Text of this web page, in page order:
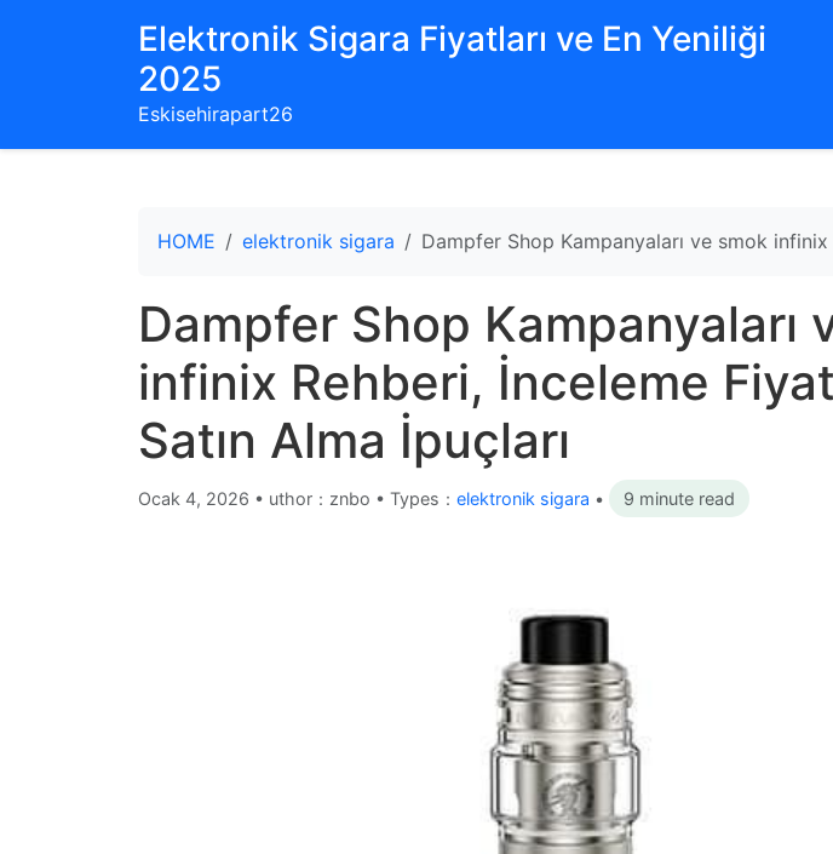
Elektronik Sigara Fiyatları ve En Yeniliği
2025
Eskisehirapart26
HOME elektronik sigara Dampfer Shop Kampanyaları ve smok
Dampfer Shop Kampanyaları
infinix Rehberi, İnceleme
Satın Alma İpuçları
Ocak 4, 2026 • uthor：znbo • Types： elektronik sigara • 9 minute read